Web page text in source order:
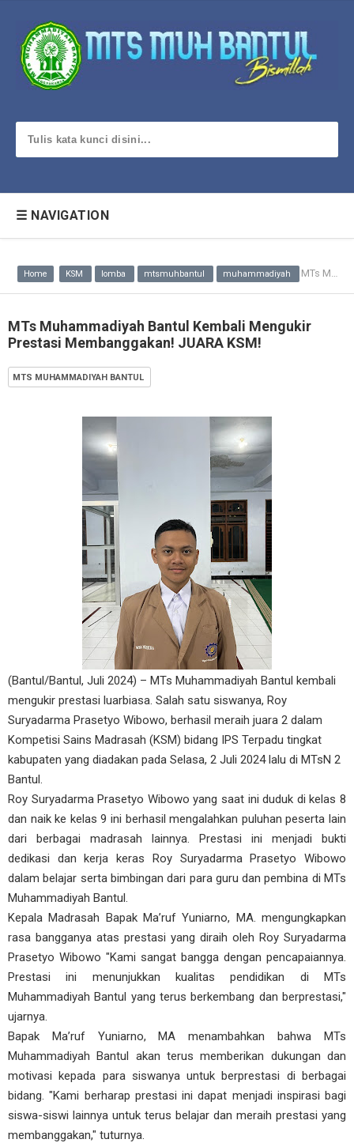
☰ NAVIGATION
Home KSM lomba mtsmuhbantul muhammadiyah MTs Muhammadiyah Bantul Kembali Mengukir Prestasi Membanggakan! JUARA KSM!
MTs Muhammadiyah Bantul Kembali Mengukir
Prestasi Membanggakan! JUARA KSM!
MTS MUHAMMADIYAH BANTUL
(Bantul/Bantul, Juli 2024) – MTs Muhammadiyah Bantul kembali
mengukir prestasi luarbiasa. Salah satu siswanya, Roy
Suryadarma Prasetyo Wibowo, berhasil meraih juara 2 dalam
Kompetisi Sains Madrasah (KSM) bidang IPS Terpadu tingkat
kabupaten yang diadakan pada Selasa, 2 Juli 2024 lalu di MTsN 2
Bantul.
Roy Suryadarma Prasetyo Wibowo yang saat ini duduk di kelas 8
dan naik ke kelas 9 ini berhasil mengalahkan puluhan peserta lain
dari berbagai madrasah lainnya. Prestasi ini menjadi bukti
dedikasi dan kerja keras Roy Suryadarma Prasetyo Wibowo
dalam belajar serta bimbingan dari para guru dan pembina di MTs
Muhammadiyah Bantul.
Kepala Madrasah Bapak Ma’ruf Yuniarno, MA. mengungkapkan
rasa bangganya atas prestasi yang diraih oleh Roy Suryadarma
Prasetyo Wibowo "Kami sangat bangga dengan pencapaiannya.
Prestasi ini menunjukkan kualitas pendidikan di MTs
Muhammadiyah Bantul yang terus berkembang dan berprestasi,"
ujarnya.
Bapak Ma’ruf Yuniarno, MA menambahkan bahwa MTs
Muhammadiyah Bantul akan terus memberikan dukungan dan
motivasi kepada para siswanya untuk berprestasi di berbagai
bidang. "Kami berharap prestasi ini dapat menjadi inspirasi bagi
siswa-siswi lainnya untuk terus belajar dan meraih prestasi yang
membanggakan," tuturnya.